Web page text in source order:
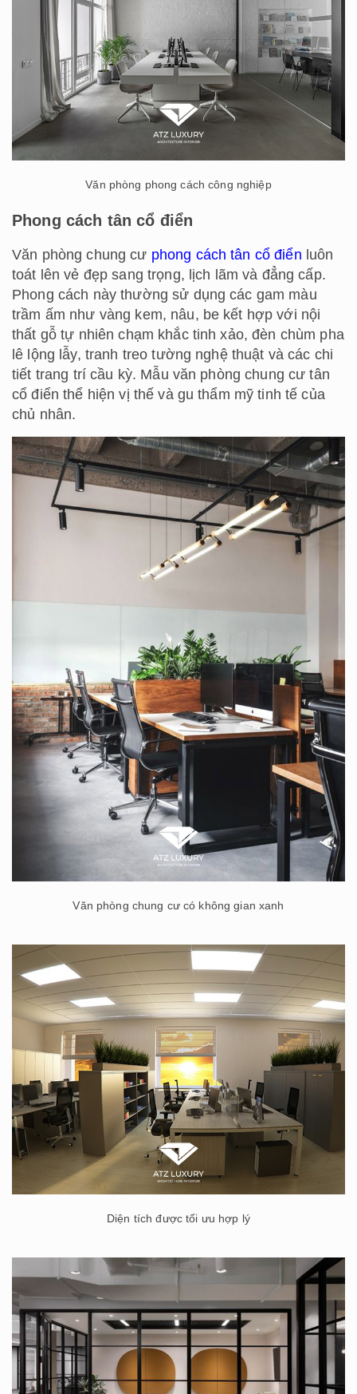
Văn phòng phong cách công nghiệp
Phong cách tân cổ điển
Văn phòng chung cư phong cách tân cổ điển luôn
toát lên vẻ đẹp sang trọng, lịch lãm và đẳng cấp.
Phong cách này thường sử dụng các gam màu
trầm ấm như vàng kem, nâu, be kết hợp với nội
thất gỗ tự nhiên chạm khắc tinh xảo, đèn chùm pha
lê lộng lẫy, tranh treo tường nghệ thuật và các chi
tiết trang trí cầu kỳ. Mẫu văn phòng chung cư tân
cổ điển thể hiện vị thế và gu thẩm mỹ tinh tế của
chủ nhân.
Văn phòng chung cư có không gian xanh
Diện tích được tối ưu hợp lý